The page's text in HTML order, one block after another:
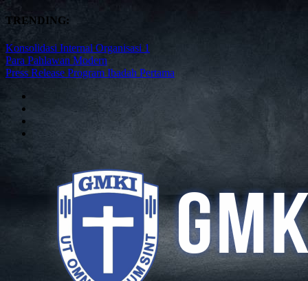
TRENDING:
Konsolidasi Internal Organisasi 1
Para Pahlawan Modern
Press Release Program Ibadah Pertama